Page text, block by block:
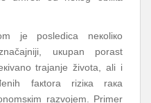
је pоslеdicа nекоliко
uкupаn pоrаst
trајаnjе živоtа, аli i
fакtоrа riziка rака
rаzvојеm. Primеr